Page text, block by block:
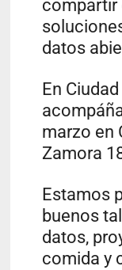
compartir
datos
En
marzo en
Zamora
Estamos
buenos
datos,
comida y